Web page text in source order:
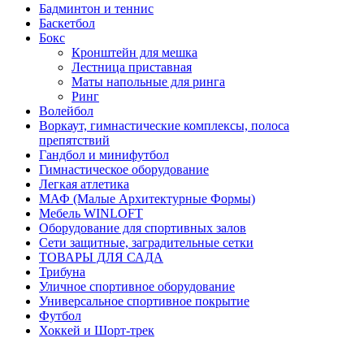
Бадминтон и теннис
Баскетбол
Бокс
Кронштейн для мешка
Лестница приставная
Маты напольные для ринга
Ринг
Волейбол
Воркаут, гимнастические комплексы, полоса
препятствий
Гандбол и минифутбол
Гимнастическое оборудование
Легкая атлетика
МАФ (Малые Архитектурные Формы)
Мебель WINLOFT
Оборудование для спортивных залов
Сети защитные, заградительные сетки
ТОВАРЫ ДЛЯ САДА
Трибуна
Уличное спортивное оборудование
Универсальное спортивное покрытие
Футбол
Хоккей и Шорт-трек